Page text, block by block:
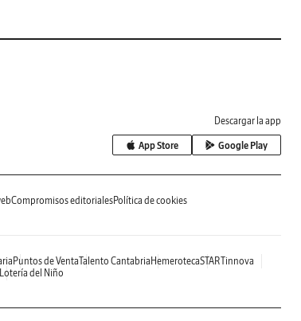
Descargar la app
App Store Google Play
Compromisos editorialesPolítica de cookies
Puntos de VentaTalento Cantabria HemerotecaSTARTinnova
Lotería del Niño